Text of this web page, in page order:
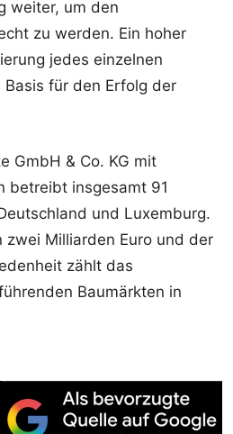
weiter, um den
zu werden. Ein hoher
jedes einzelnen
für den Erfolg der
GmbH & Co. KG mit
betreibt insgesamt 91
und Luxemburg.
zwei Milliarden Euro und der
zählt das
Baumärkten in